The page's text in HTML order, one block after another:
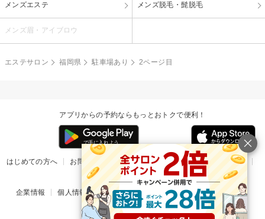
メンズエステ メンズ脱毛・髭脱毛
メンズ眉・アイブロウ
エステサロン 福岡県 駐車場あり 2ページ目
アプリからの予約ならもっとおトクで便利！
はじめての方へ お問い合わせ ヘルプ リリース情報
利用規約
掲載ご希望のサロン様
企業情報 個人情報保護方針 楽天のサービス一覧 アプリ一覧
© Rakuten Group, Inc.